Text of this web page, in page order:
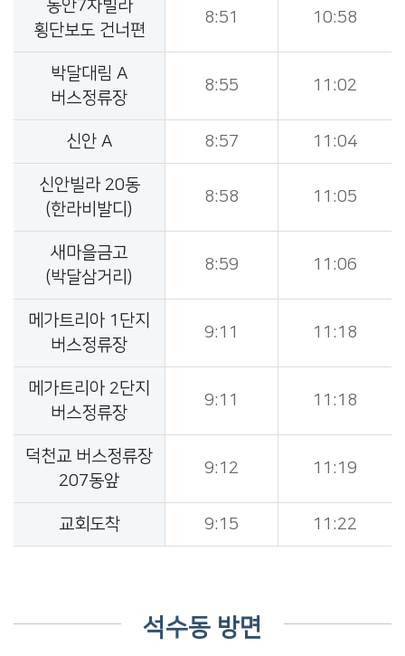
동안7차빌라
횡단보도 건너편
8:51 10:58
박달대림 A
버스정류장
8:55 11:02
신안 A 8:57 11:04
신안빌라 20동
(한라비발디)
8:58 11:05
새마을금고
(박달삼거리)
8:59 11:06
메가트리아 1단지
버스정류장
9:11 11:18
메가트리아 2단지
버스정류장
9:11 11:18
덕천교 버스정류장
207동앞
9:12 11:19
교회도착 9:15 11:22
석수동 방면